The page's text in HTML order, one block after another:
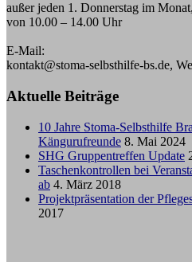
außer jeden 1. Donnerstag im
von 10.00 – 14.00 Uhr
E-Mail:
kontakt@stoma-selbsthilfe-bs.de,
Aktuelle Beiträge
10 Jahre Stoma-Selbsthilfe
Kängurufreunde 8. Mai 2024
SHG Gruppentreffen Update
Taschenkontrollen bei
ab 4. März 2018
Projektpräsentation der
2017